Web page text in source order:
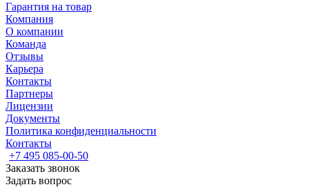
Гарантия на товар
Компания
О компании
Команда
Отзывы
Карьера
Контакты
Партнеры
Лицензии
Документы
Политика конфиденциальности
Контакты
+7 495 085-00-50
Заказать звонок
Задать вопрос